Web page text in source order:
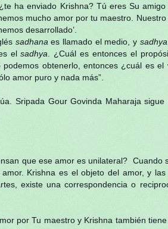
ha enviado Krishna? Tú eres Su
mucho amor por tu maestro.
desarrollado’.
sadhana es llamado el medio, y sadhya
elsadhya . ¿Cuál es entonces el
podemos obtenerlo, entonces ¿cuál es
amor puro y nada más”.
Gour Govinda Maharaja sigue
que ese amor es unilateral? Cuando
Krishna es el objeto del amor, y las
existe una correspondencia o
por Tu maestro y Krishna también